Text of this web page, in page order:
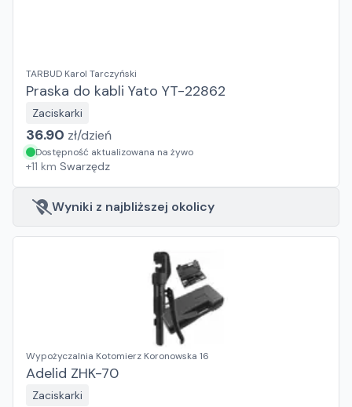
TARBUD Karol Tarczyński
Praska do kabli Yato YT-22862
Zaciskarki
36.90 zł/dzień
Dostępność aktualizowana na żywo
+11 km Swarzędz
Wyniki z najbliższej okolicy
Wypożyczalnia Kotomierz Koronowska 16
Adelid ZHK-70
Zaciskarki